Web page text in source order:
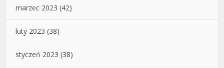
marzec 2023 (42)
luty 2023 (38)
styczeń 2023 (38)